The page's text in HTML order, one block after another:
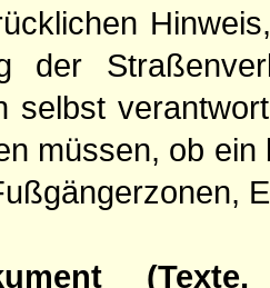
der
selbst
müssen, ob